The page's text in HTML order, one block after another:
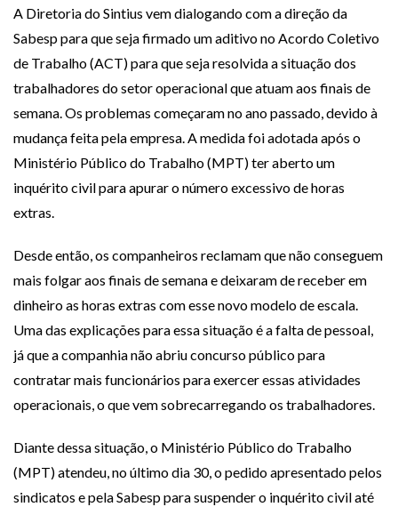
A Diretoria do Sintius vem dialogando com a direção da
Sabesp para que seja firmado um aditivo no Acordo Coletivo
de Trabalho (ACT) para que seja resolvida a situação dos
trabalhadores do setor operacional que atuam aos finais de
semana. Os problemas começaram no ano passado, devido à
mudança feita pela empresa. A medida foi adotada após o
Ministério Público do Trabalho (MPT) ter aberto um
inquérito civil para apurar o número excessivo de horas
extras.
Desde então, os companheiros reclamam que não conseguem
mais folgar aos finais de semana e deixaram de receber em
dinheiro as horas extras com esse novo modelo de escala.
Uma das explicações para essa situação é a falta de pessoal,
já que a companhia não abriu concurso público para
contratar mais funcionários para exercer essas atividades
operacionais, o que vem sobrecarregando os trabalhadores.
Diante dessa situação, o Ministério Público do Trabalho
(MPT) atendeu, no último dia 30, o pedido apresentado pelos
sindicatos e pela Sabesp para suspender o inquérito civil até